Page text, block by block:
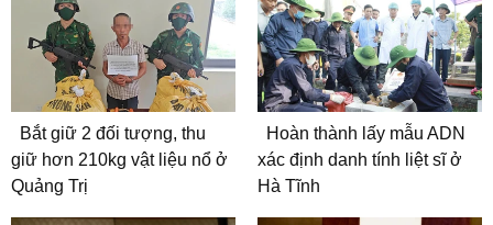
Bắt giữ 2 đối tượng, thu
giữ hơn 210kg vật liệu nổ ở
Quảng Trị
Hoàn thành lấy mẫu ADN
xác định danh tính liệt sĩ ở
Hà Tĩnh